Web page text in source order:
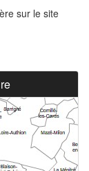
sur le site